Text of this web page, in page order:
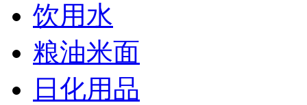
饮用水
粮油米面
日化用品